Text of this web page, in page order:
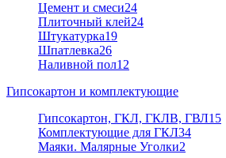
Цемент и смеси24
Плиточный клей24
Штукатурка19
Шпатлевка26
Наливной пол12
Гипсокартон и комплектующие
Гипсокартон, ГКЛ, ГКЛВ, ГВЛ15
Комплектующие для ГКЛ34
Маяки. Малярные Уголки2